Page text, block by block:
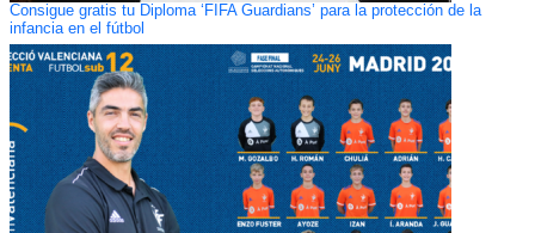
Consigue gratis tu Diploma ‘FIFA Guardians’ para la protección de la
infancia en el fútbol